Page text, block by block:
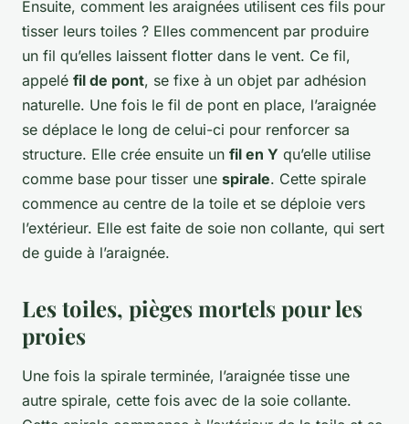
Ensuite, comment les araignées utilisent ces fils pour
tisser leurs toiles ? Elles commencent par produire
un fil qu’elles laissent flotter dans le vent. Ce fil,
appelé fil de pont, se fixe à un objet par adhésion
naturelle. Une fois le fil de pont en place, l’araignée
se déplace le long de celui-ci pour renforcer sa
structure. Elle crée ensuite un fil en Y qu’elle utilise
comme base pour tisser une spirale. Cette spirale
commence au centre de la toile et se déploie vers
l’extérieur. Elle est faite de soie non collante, qui sert
de guide à l’araignée.
Les toiles, pièges mortels pour les
proies
Une fois la spirale terminée, l’araignée tisse une
autre spirale, cette fois avec de la soie collante.